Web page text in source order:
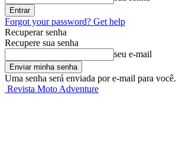
Forgot your password? Get help
Recuperar senha
Recupere sua senha
seu e-mail
Uma senha será enviada por e-mail para você.
Revista Moto Adventure